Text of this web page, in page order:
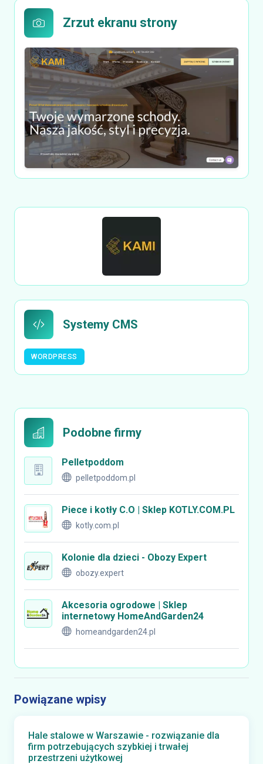
Zrzut ekranu strony
Systemy CMS
WORDPRESS
Podobne firmy
Pelletpoddom
pelletpoddom.pl
Piece i kotły C.O | Sklep KOTLY.COM.PL
kotly.com.pl
Kolonie dla dzieci - Obozy Expert
obozy.expert
Akcesoria ogrodowe | Sklep
internetowy HomeAndGarden24
homeandgarden24.pl
Powiązane wpisy
Hale stalowe w Warszawie - rozwiązanie dla
firm potrzebujących szybkiej i trwałej
przestrzeni użytkowej